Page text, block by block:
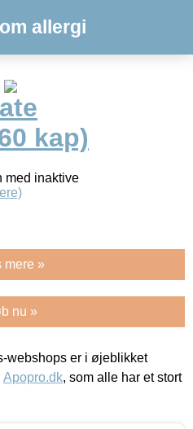
allergi
kap)
med inaktive
mere »
nu »
webshops er i øjeblikket
Apopro.dk, som alle har et stort